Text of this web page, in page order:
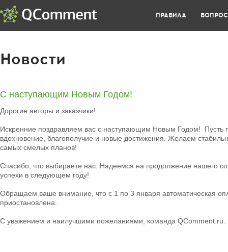
ПРАВИЛА
Новости
С наступающим Новым Годом!
Дорогие авторы и заказчики!
Искренние поздравляем вас с наступающим Новым Годом! Пусть
вдохновение, благополучие и новые достижения. Желаем
самых смелых планов!
Спасибо, что выбираете нас. Надеемся на продолжение нашего
успехи в следующем году!
Обращаем ваше внимание, что с 1 по 3 января автоматическая
приостановлена.
С уважением и наилучшими пожеланиями, команда QComment.ru.